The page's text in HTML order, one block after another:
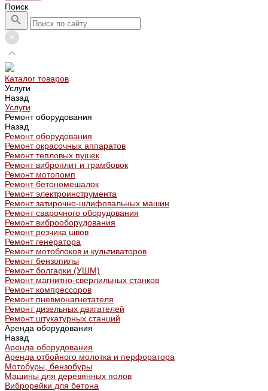
Поиск
Каталог товаров
Услуги
Назад
Услуги
Ремонт оборудования
Назад
Ремонт оборудования
Ремонт окрасочных аппаратов
Ремонт тепловых пушек
Ремонт виброплит и трамбовок
Ремонт мотопомп
Ремонт бетономешалок
Ремонт электроинструмента
Ремонт затирочно-шлифовальных машин
Ремонт сварочного оборудования
Ремонт виброоборудования
Ремонт резчика швов
Ремонт генератора
Ремонт мотоблоков и культиваторов
Ремонт бензопилы
Ремонт болгарки (УШМ)
Ремонт магнитно-сверлильных станков
Ремонт компрессоров
Ремонт пневмонагнетателя
Ремонт дизельных двигателей
Ремонт штукатурных станций
Аренда оборудования
Назад
Аренда оборудования
Аренда отбойного молотка и перфоратора
Мотобуры, бензобуры
Машины для деревянных полов
Виброрейки для бетона